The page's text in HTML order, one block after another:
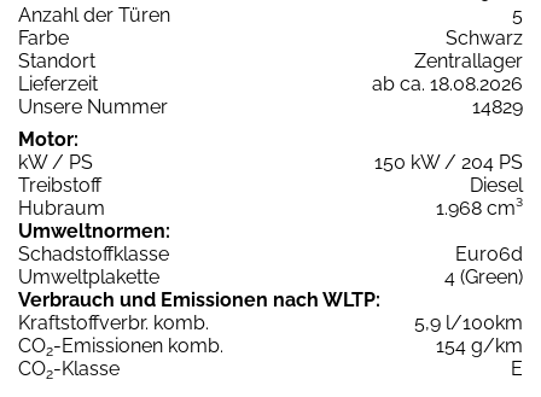
Anzahl der Türen
5
Farbe
Schwarz
Standort
Zentrallager
Lieferzeit
ab ca. 18.08.2026
Unsere Nummer
14829
Motor:
kW / PS
150 kW / 204 PS
Treibstoff
Diesel
Hubraum
1.968 cm³
Umweltnormen:
Schadstoffklasse
Euro6d
Umweltplakette
4 (Green)
Verbrauch und Emissionen nach WLTP:
Kraftstoffverbr. komb.
5,9 l/100km
CO2-Emissionen komb.
154 g/km
CO2-Klasse
E